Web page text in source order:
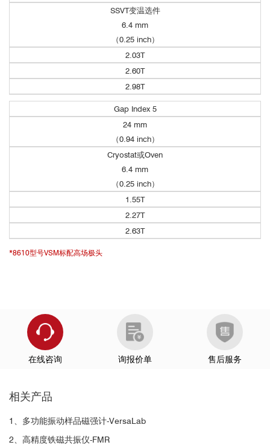
SSVT变温选件
6.4 mm
（0.25 inch）
2.03T
2.60T
2.98T
Gap Index 5
24 mm
（0.94 inch）
Cryostat或Oven
6.4 mm
（0.25 inch）
1.55T
2.27T
2.63T
*8610型号VSM标配高场极头
与SSVT变温选件联用的矢量选件
在线咨询 询报价单 售后服务
相关产品
1、多功能振动样品磁强计-VersaLab
2、高精度铁磁共振仪-FMR